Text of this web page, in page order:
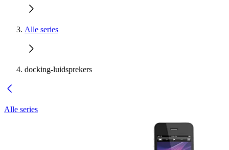
Alle series
docking-luidsprekers
Alle series